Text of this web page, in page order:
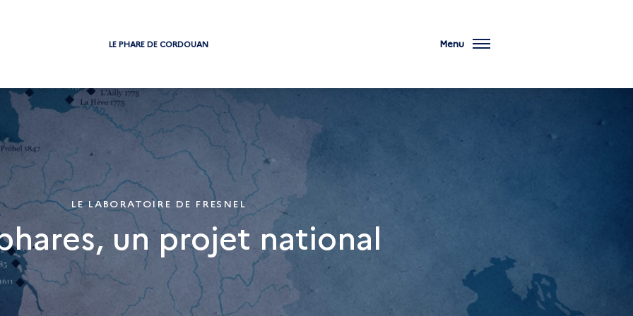
LE PHARE DE CORDOUAN Menu
LE LABORATOIRE DE FRESNEL
un projet national